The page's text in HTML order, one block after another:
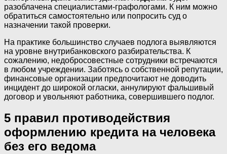
разоблачена специалистами-графологами. К ним можно
обратиться самостоятельно или попросить суд о
назначении такой проверки.
На практике большинство случаев подлога выявляются
на уровне внутрибанковского разбирательства. К
сожалению, недобросовестные сотрудники встречаются
в любом учреждении. Заботясь о собственной репутации,
финансовые организации предпочитают не доводить
инцидент до широкой огласки, аннулируют фальшивый
договор и увольняют работника, совершившего подлог.
5 правил противодействия
оформлению кредита на человека
без его ведома